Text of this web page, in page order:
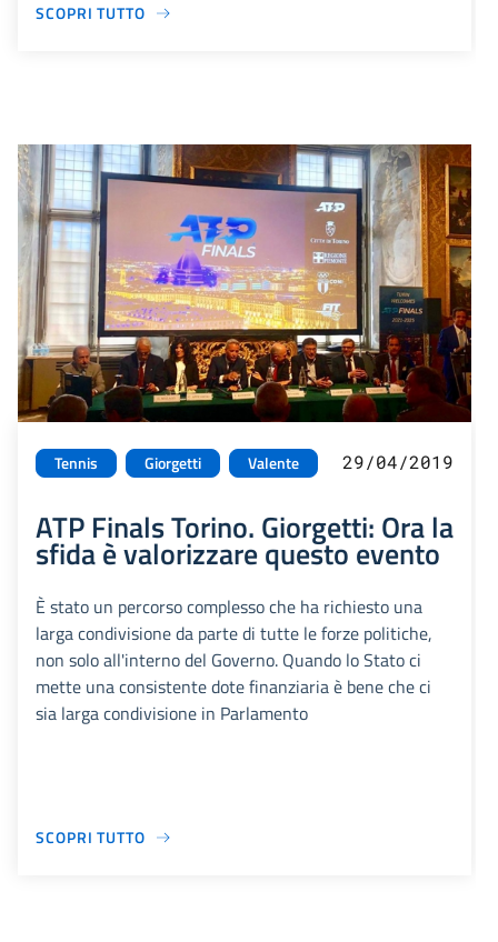
SCOPRI TUTTO
Tennis Giorgetti Valente 29/04/2019
ATP Finals Torino. Giorgetti: Ora la
sfida è valorizzare questo evento
È stato un percorso complesso che ha richiesto una
larga condivisione da parte di tutte le forze politiche,
non solo all'interno del Governo. Quando lo Stato ci
mette una consistente dote finanziaria è bene che ci
sia larga condivisione in Parlamento
SCOPRI TUTTO